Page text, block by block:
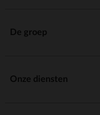
De groep
Onze diensten